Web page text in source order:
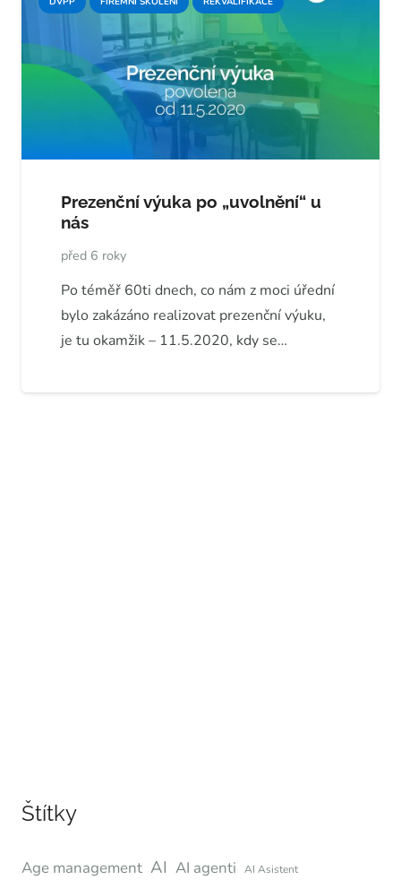
Prezenční výuka po „uvolnění“ u
nás
před 6 roky
Po téměř 60ti dnech, co nám z moci úřední
bylo zakázáno realizovat prezenční výuku,
je tu okamžik – 11.5.2020, kdy se…
Štítky
Age management AI AI agenti AI Asistent